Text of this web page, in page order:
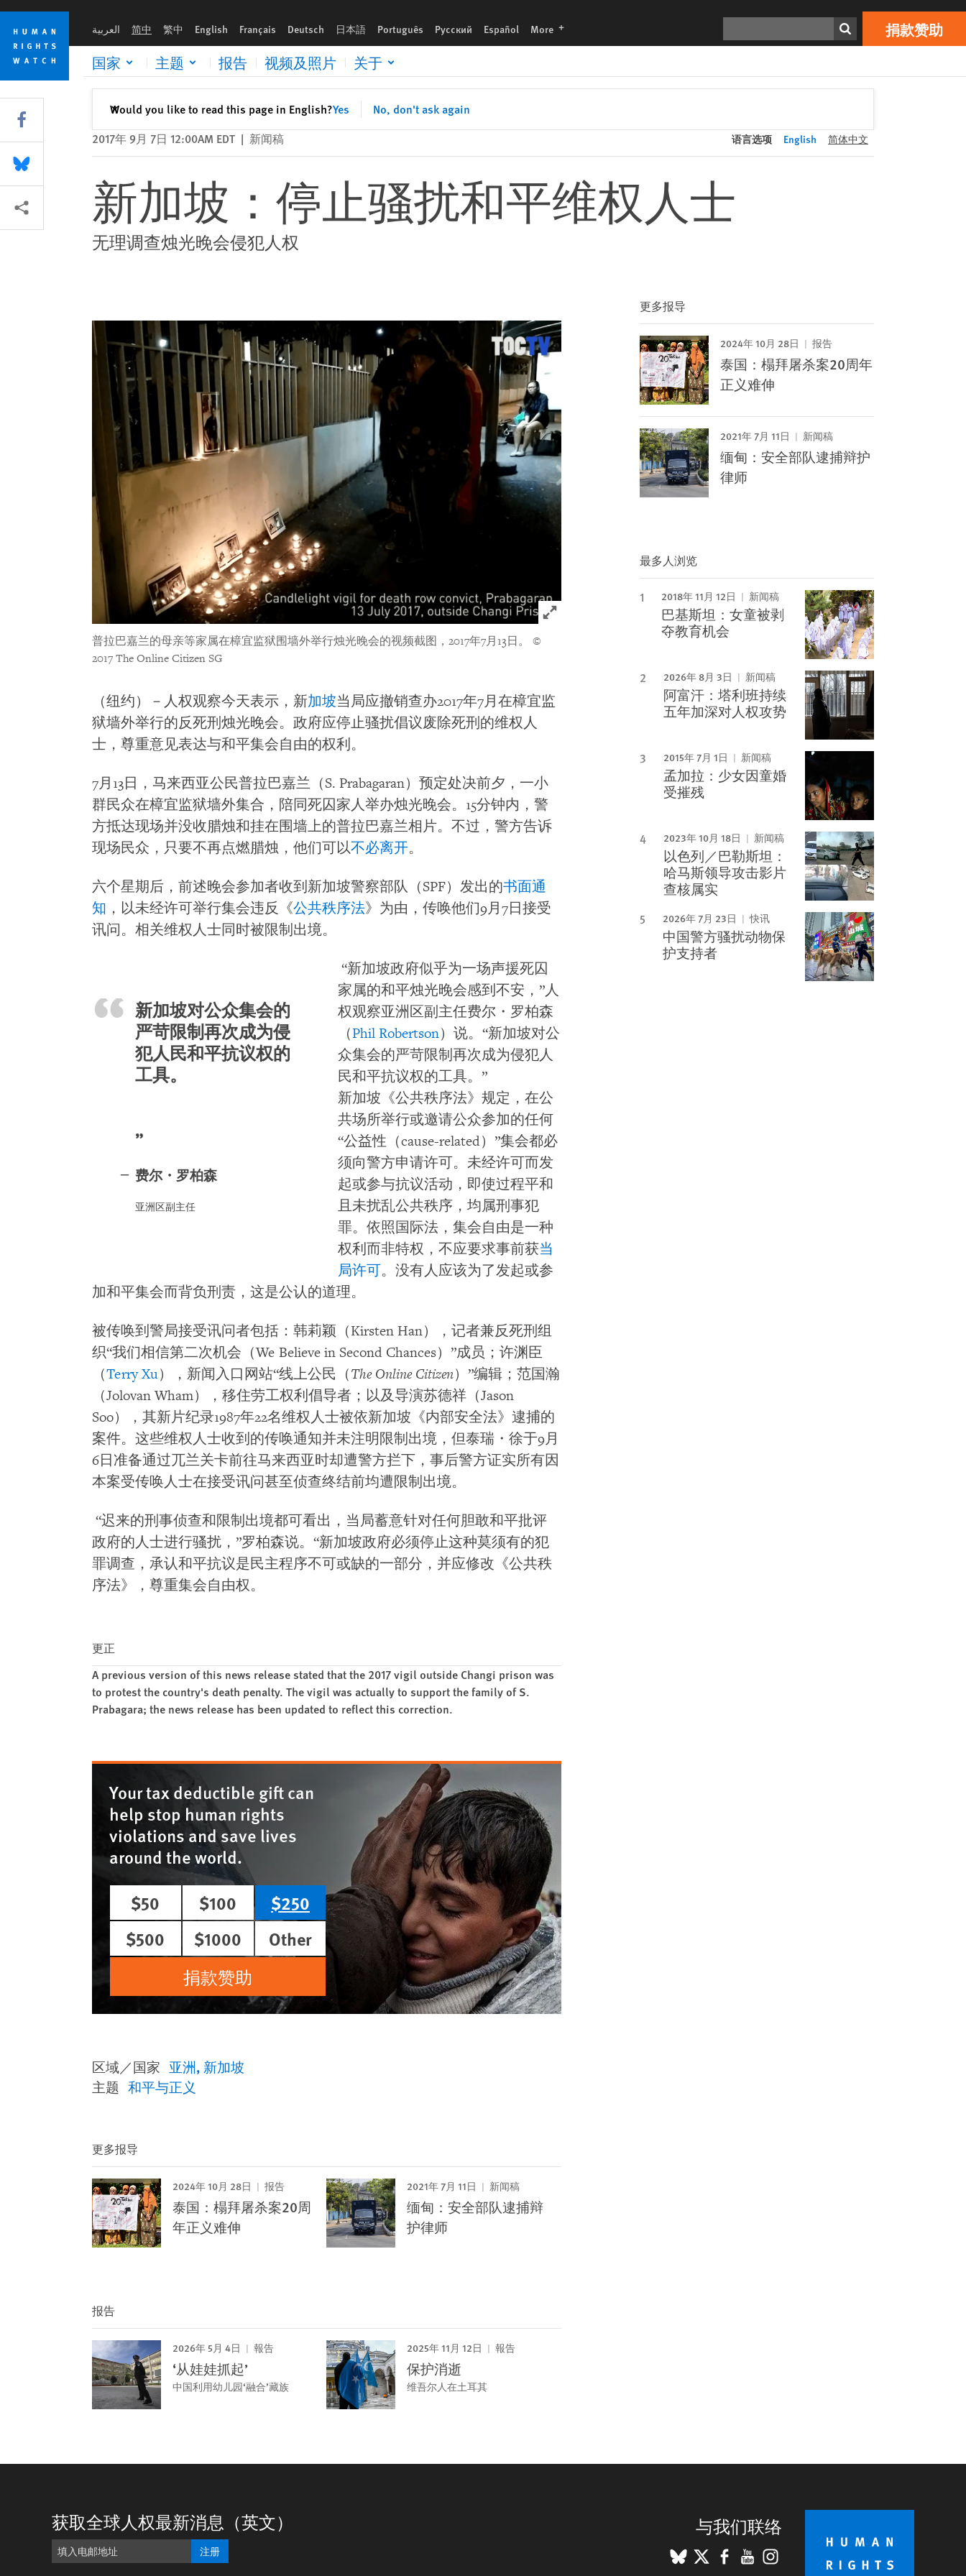
Skip
cookie
privacy
notice
Skip
main
content
العربية 简中 繁中 English Français Deutsch 日本語 Português Русский Español More languages 捐款赞助
国家 主题 报告 视频及照片 关于
Would you like to read this page in English?Yes No, don't ask again
✕关闭
Print 捐款赞助
2017年 9月 7日 12:00AM EDT | 新闻稿 语言选项 English 简体中文
新加坡：停止骚扰和平维权人士
无理调查烛光晚会侵犯人权
Click to expand Image
普拉巴嘉兰的母亲等家属在樟宜监狱围墙外举行烛光晚会的视频截图，2017年7月13日。 ©
2017 The Online Citizen SG
（纽约）－人权观察今天表示，新加坡当局应撤销查办2017年7月在樟宜监
狱墙外举行的反死刑烛光晚会。政府应停止骚扰倡议废除死刑的维权人
士，尊重意见表达与和平集会自由的权利。
7月13日，马来西亚公民普拉巴嘉兰（S. Prabagaran）预定处决前夕，一小
群民众在樟宜监狱墙外集合，陪同死囚家人举办烛光晚会。15分钟内，警
方抵达现场并没收腊烛和挂在围墙上的普拉巴嘉兰相片。不过，警方告诉
现场民众，只要不再点燃腊烛，他们可以不必离开。
六个星期后，前述晚会参加者收到新加坡警察部队（SPF）发出的书面通
知 ，以未经许可举行集会违反《公共秩序法》为由，传唤他们9月7日接受
讯问。相关维权人士同时被限制出境。
新加坡对公众集会的
严苛限制再次成为侵
犯人民和平抗议权的
工具。
费尔・罗柏森
亚洲区副主任
“新加坡政府似乎为一场声援死囚
家属的和平烛光晚会感到不安，”人
权观察亚洲区副主任费尔・罗柏森
（Phil Robertson）说。“新加坡对公
众集会的严苛限制再次成为侵犯人
民和平抗议权的工具。”
新加坡《公共秩序法》规定，在公
共场所举行或邀请公众参加的任何
“公益性（cause-related）”集会都必
须向警方申请许可。未经许可而发
起或参与抗议活动，即使过程平和
且未扰乱公共秩序，均属刑事犯
罪。依照国际法，集会自由是一种
权利而非特权，不应要求事前获当
局许可。没有人应该为了发起或参
加和平集会而背负刑责，这是公认的道理。
被传唤到警局接受讯问者包括：韩莉颖（Kirsten Han），记者兼反死刑组
织“我们相信第二次机会（We Believe in Second Chances）”成员；许渊臣
（Terry Xu），新闻入口网站“线上公民（The Online Citizen）”编辑；范国瀚
（Jolovan Wham），移住劳工权利倡导者；以及导演苏德祥（Jason
Soo），其新片纪录1987年22名维权人士被依新加坡《内部安全法》逮捕的
案件。这些维权人士收到的传唤通知并未注明限制出境，但泰瑞・徐于9月
6日准备通过兀兰关卡前往马来西亚时却遭警方拦下，事后警方证实所有因
本案受传唤人士在接受讯问甚至侦查终结前均遭限制出境。
“迟来的刑事侦查和限制出境都可看出，当局蓄意针对任何胆敢和平批评
政府的人士进行骚扰，”罗柏森说。“新加坡政府必须停止这种莫须有的犯
罪调查，承认和平抗议是民主程序不可或缺的一部分，并应修改《公共秩
序法》，尊重集会自由权。
更正
A previous version of this news release stated that the 2017 vigil outside Changi prison was
to protest the country's death penalty. The vigil was actually to support the family of S.
Prabagara; the news release has been updated to reflect this correction.
Your tax deductible gift can
help stop human rights
violations and save lives
around the world.
$50
$100
$250
$500
$1000
Other
捐款赞助
区域／国家 亚洲 新加坡
主题 和平与正义
更多报导
2024年 10月 28日 报告
泰国：榻拜屠杀案20周
年正义难伸
2021年 7月 11日 新闻稿
缅甸：安全部队逮捕辩
护律师
报告
2026年 5月 4日 報告
‘从娃娃抓起’
中国利用幼儿园‘融合’藏族
2025年 11月 12日 報告
保护消逝
维吾尔人在土耳其
更多报导
2024年 10月 28日 报告
泰国：榻拜屠杀案20周年
正义难伸
2021年 7月 11日 新闻稿
缅甸：安全部队逮捕辩护
律师
最多人浏览
2018年 11月 12日 新闻稿
巴基斯坦：女童被剥
夺教育机会
2026年 8月 3日 新闻稿
阿富汗：塔利班持续
五年加深对人权攻势
2015年 7月 1日 新闻稿
孟加拉：少女因童婚
受摧残
2023年 10月 18日 新闻稿
以色列／巴勒斯坦：
哈马斯领导攻击影片
查核属实
2026年 7月 23日 快讯
中国警方骚扰动物保
护支持者
Share this via Facebook
Share this via Bluesky
More sharing options
获取全球人权最新消息（英文）
注册
与我们联络
BlueSky
X Facebook
YouTube
Instagram